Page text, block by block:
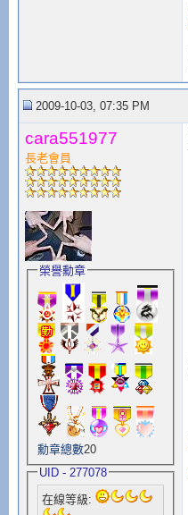
2009-10-03, 07:35 PM
cara551977
長老會員
榮譽勳章
勳章總數20
UID - 277078
在線等級: